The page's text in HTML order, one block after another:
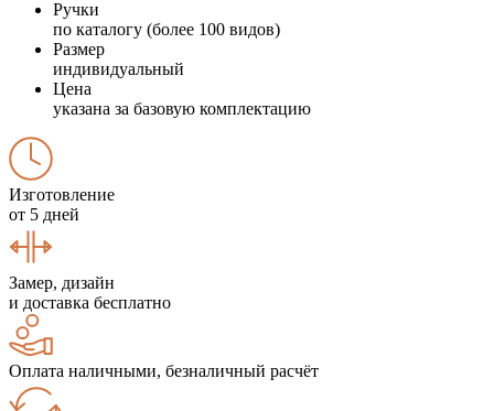
Ручки
по каталогу (более 100 видов)
Размер
индивидуальный
Цена
указана за базовую комплектацию
Изготовление
от 5 дней
Замер, дизайн
и доставка бесплатно
Оплата наличными, безналичный расчёт